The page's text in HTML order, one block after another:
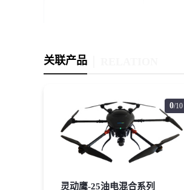
关联产品
0/10
灵动鹰-25油电混合系列